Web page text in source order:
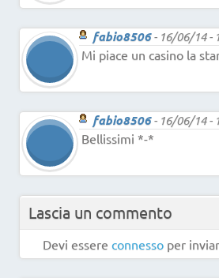
fabio8506- 16/06/14 -
Mi piace un casino la
fabio8506- 16/06/14 -
Bellissimi *-*
Lascia un commento
Devi essere connesso per